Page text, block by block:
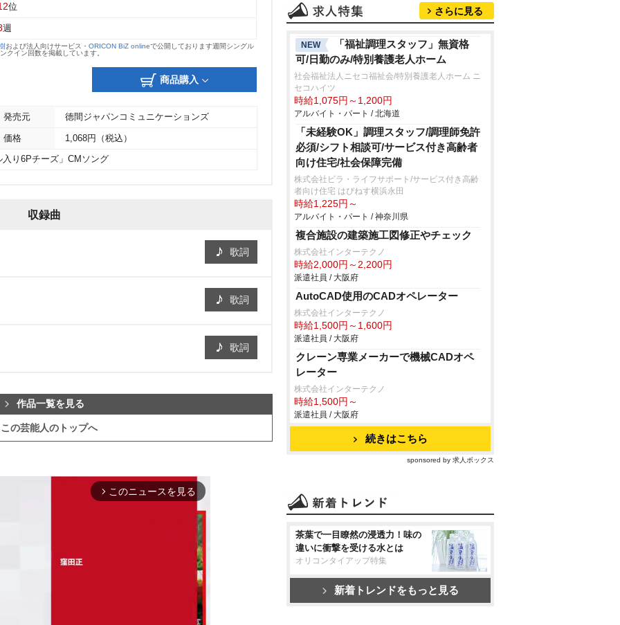
位
週
および法人向けサービス・ ORICON BiZ onlineで公開しております週間シングル
クイン回数を掲載しています。
商品購入
発売元 徳間ジャパンコミュニケーションズ
価格 1,068円（税込）
り6Pチーズ」CMソング
収録曲
歌詞
歌詞
歌詞
作品一覧を見る
この芸能人のトップへ
arrow_forward_ios このニュースを見る
さらに見る
NEW
「福祉調理スタッフ」無資格
可/日勤のみ/特別養護老人ホーム
社会福祉法人ニセコ福祉会/特別養護老人ホーム ニ
セコハイツ
時給1,075円～1,200円
アルバイト・パート / 北海道
「未経験OK」調理スタッフ/調理師免許
必須/シフト相談可/サービス付き高齢者
向け住宅/社会保障完備
株式会社ビラ・ライフサポート/サービス付き高齢
者向け住宅 はぴねす横浜永田
時給1,225円～
アルバイト・パート / 神奈川県
複合施設の建築施工図修正やチェック
株式会社インターテクノ
時給2,000円～2,200円
派遣社員 / 大阪府
AutoCAD使用のCADオペレーター
株式会社インターテクノ
時給1,500円～1,600円
派遣社員 / 大阪府
クレーン専業メーカーで機械CADオペ
レーター
株式会社インターテクノ
時給1,500円～
派遣社員 / 大阪府
続きはこちら
sponsored by 求人ボックス
茶葉で一目瞭然の浸透力！味の
違いに衝撃を受ける水とは
オリコンタイアップ特集
新着トレンドをもっと見る